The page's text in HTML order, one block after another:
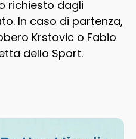
richiesto dagli
In caso di partenza,
Krstovic o Fabio
dello Sport.